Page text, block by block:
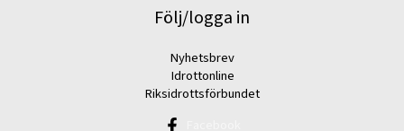
Följ/logga in
Nyhetsbrev
Idrottonline
Riksidrottsförbundet